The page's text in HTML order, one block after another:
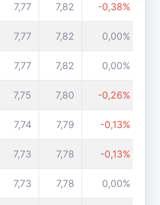
7,77 7,82 -0,38%
7,77 7,82 0,00%
7,77 7,82 0,00%
7,75 7,80 -0,26%
7,74 7,79 -0,13%
7,73 7,78 -0,13%
7,73 7,78 0,00%